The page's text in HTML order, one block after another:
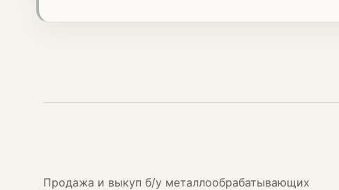
Продажа и выкуп б/у металлообрабатывающих